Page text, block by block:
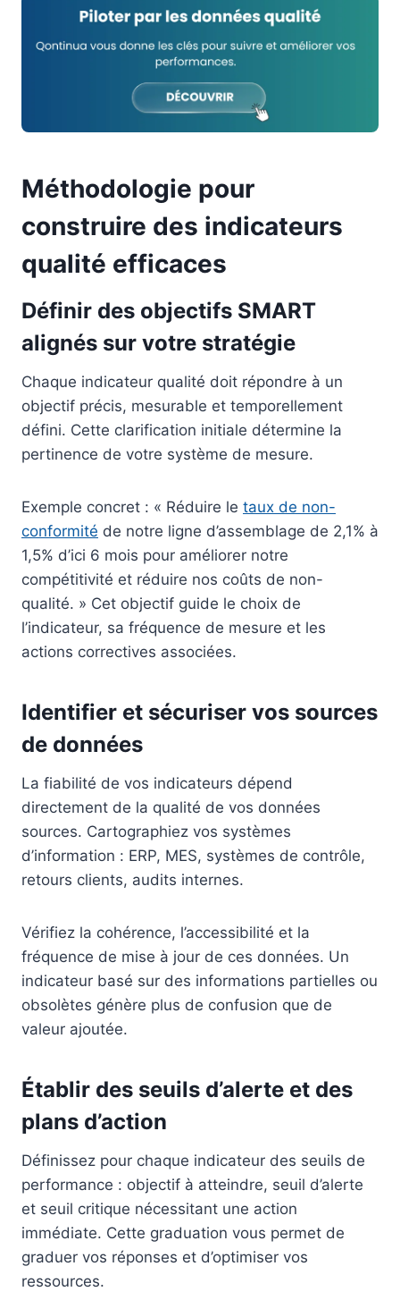
Méthodologie pour
construire des indicateurs
qualité efficaces
Définir des objectifs SMART
alignés sur votre stratégie
Chaque indicateur qualité doit répondre à un
objectif précis, mesurable et temporellement
défini. Cette clarification initiale détermine la
pertinence de votre système de mesure.
Exemple concret : « Réduire le taux de non-
conformité de notre ligne d’assemblage de 2,1% à
1,5% d’ici 6 mois pour améliorer notre
compétitivité et réduire nos coûts de non-
qualité. » Cet objectif guide le choix de
l’indicateur, sa fréquence de mesure et les
actions correctives associées.
Identifier et sécuriser vos sources
de données
La fiabilité de vos indicateurs dépend
directement de la qualité de vos données
sources. Cartographiez vos systèmes
d’information : ERP, MES, systèmes de contrôle,
retours clients, audits internes.
Vérifiez la cohérence, l’accessibilité et la
fréquence de mise à jour de ces données. Un
indicateur basé sur des informations partielles ou
obsolètes génère plus de confusion que de
valeur ajoutée.
Établir des seuils d’alerte et des
plans d’action
Définissez pour chaque indicateur des seuils de
performance : objectif à atteindre, seuil d’alerte
et seuil critique nécessitant une action
immédiate. Cette graduation vous permet de
graduer vos réponses et d’optimiser vos
ressources.